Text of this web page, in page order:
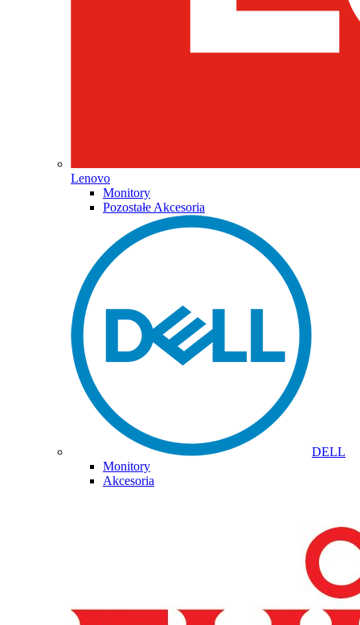
Lenovo
Monitory
Pozostałe Akcesoria
DELL
Monitory
Akcesoria